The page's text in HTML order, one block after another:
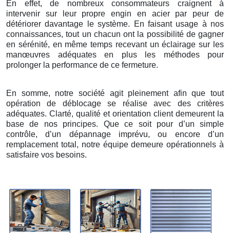
En effet, de nombreux consommateurs craignent à
intervenir sur leur propre engin en acier par peur de
détériorer davantage le système. En faisant usage à nos
connaissances, tout un chacun ont la possibilité de gagner
en sérénité, en même temps recevant un éclairage sur les
manœuvres adéquates en plus les méthodes pour
prolonger la performance de ce fermeture.
En somme, notre société agit pleinement afin que tout
opération de déblocage se réalise avec des critères
adéquates. Clarté, qualité et orientation client demeurent la
base de nos principes. Que ce soit pour d’un simple
contrôle, d’un dépannage imprévu, ou encore d’un
remplacement total, notre équipe demeure opérationnels à
satisfaire vos besoins.